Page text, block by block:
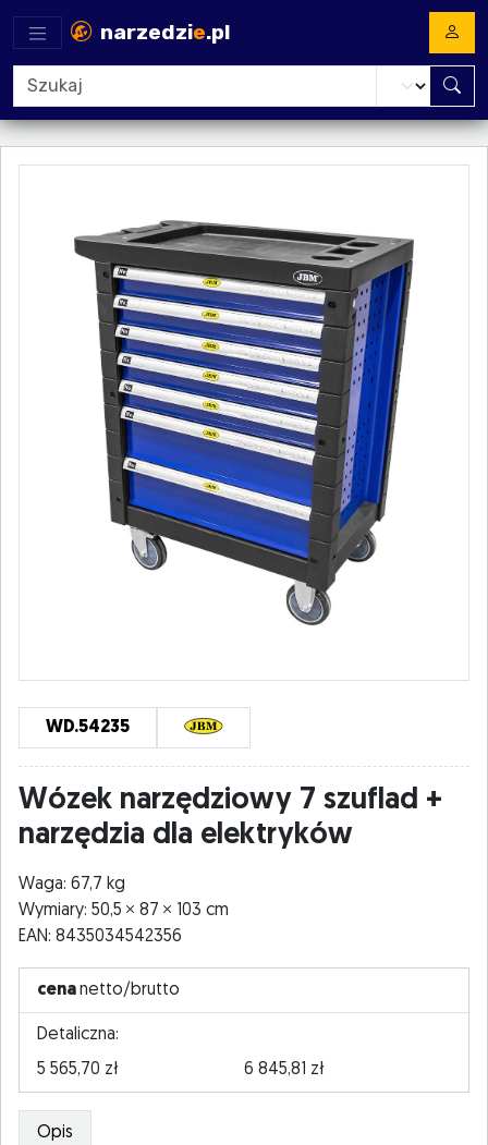
narzedzie.pl
WD.54235
Wózek narzędziowy 7 szuflad +
narzędzia dla elektryków
Waga: 67,7 kg
Wymiary: 50,5
87
103 cm
EAN: 8435034542356
cenanetto/brutto
Detaliczna:
5 565,70 zł
6 845,81 zł
Opis